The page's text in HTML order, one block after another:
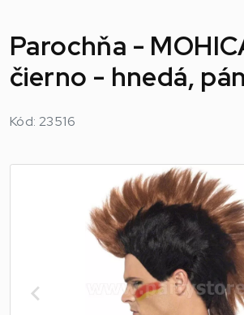
Parochňa -
čierno - hnedá,
Kód: 23516